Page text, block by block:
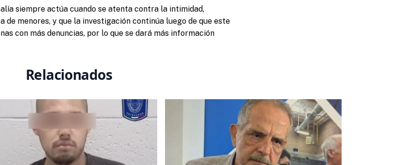
siempre actúa cuando se atenta contra la intimidad,
de menores, y que la investigación continúa luego de que este
con más denuncias, por lo que se dará más información
Relacionados